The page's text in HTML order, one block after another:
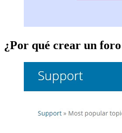
¿Por qué crear un